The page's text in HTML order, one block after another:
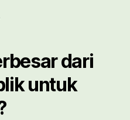
dari
untuk